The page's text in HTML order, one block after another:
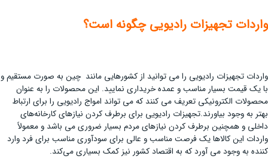
واردات تجهیزات رادیویی چگونه است؟
واردات تجهیزات رادیویی را می توانید از کشورهایی مانند چین به صورت مستقیم و
با یک قیمت بسیار مناسب و عمده خریداری نمایید. این محصولات را به عنوان
محصولات الکترونیکی تعریف می کنند که می تواند امواج رادیویی را برای ارتباط
بهتر به وجود بیاورند.تجهیزات رادیویی برای برطرف کردن نیازهای کارخانه‌های
داخلی و همچنین برطرف کردن نیازهای مردم بسیار ضروری می باشد و معمولاً
واردات این کالاها یک فرصت مناسب و عالی برای سودآوری مناسب برای فرد وارد
کننده به وجود می آورد که به اقتصاد کشور نیز کمک بسیاری می‌کند.